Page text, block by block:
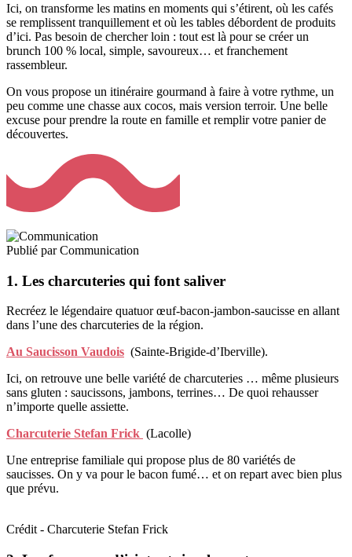
Ici, on transforme les matins en moments qui s’étirent, où les cafés
se remplissent tranquillement et où les tables débordent de produits
d’ici. Pas besoin de chercher loin : tout est là pour se créer un
brunch 100 % local, simple, savoureux… et franchement
rassembleur.
On vous propose un itinéraire gourmand à faire à votre rythme, un
peu comme une chasse aux cocos, mais version terroir. Une belle
excuse pour prendre la route en famille et remplir votre panier de
découvertes.
Publié parCommunication
1. Les charcuteries qui font saliver
Recréez le légendaire quatuor œuf-bacon-jambon-saucisse en allant
dans l’une des charcuteries de la région.
Au Saucisson Vaudois (Sainte-Brigide-d’Iberville).
Ici, on retrouve une belle variété de charcuteries … même plusieurs
sans gluten : saucissons, jambons, terrines… De quoi rehausser
n’importe quelle assiette.
Charcuterie Stefan Frick (Lacolle)
Une entreprise familiale qui propose plus de 80 variétés de
saucisses. On y va pour le bacon fumé… et on repart avec bien plus
que prévu.
Crédit - Charcuterie Stefan Frick